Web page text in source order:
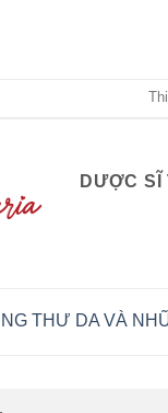
DƯỢC SĨ
THƯ DA VÀ